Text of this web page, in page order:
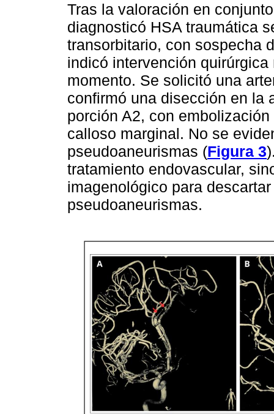
Tras la valoración en
diagnosticó HSA traumática
transorbitario, con sospecha
indicó intervención
momento. Se solicitó una
confirmó una disección en la
porción A2, con
calloso marginal. No se
pseudoaneurismas (Figura 3
tratamiento endovascular,
imagenológico para
pseudoaneurismas.